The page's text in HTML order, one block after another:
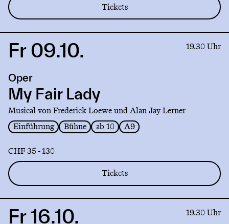
Tickets
Link
My
Fair
Lady
Fr 09.10. 19.30 Uhr
Oper
My Fair Lady
Musical von Frederick Loewe und Alan Jay Lerner
Einführung
Bühne ab 10 A9
CHF 35 - 130
Tickets
LinkFr 16.10. 19.30 Uhr